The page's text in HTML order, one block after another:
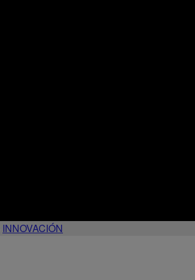
INNOVACIÓN